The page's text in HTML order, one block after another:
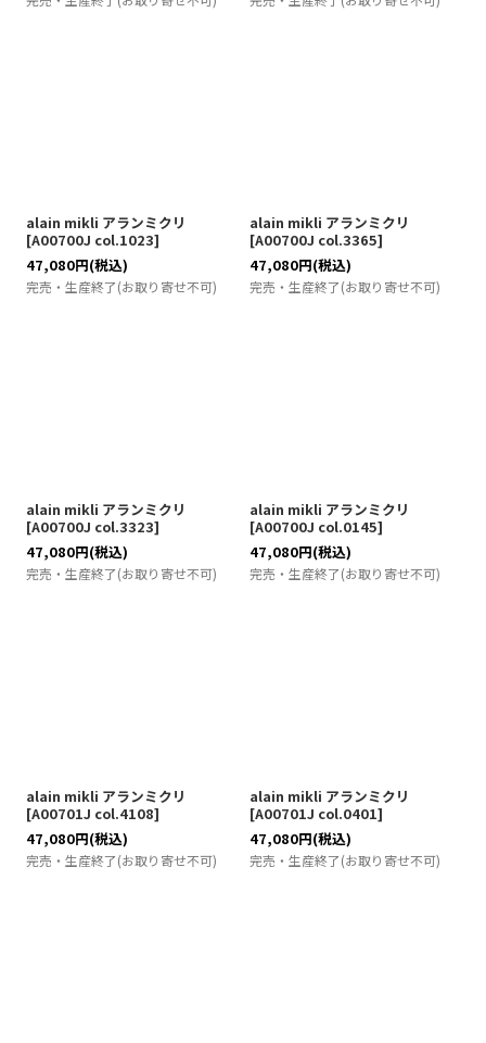
alain mikli アランミクリ
[A00700J col.1023]
47,080円(税込)
完売・生産終了(お取り寄せ不可)
alain mikli アランミクリ
[A00700J col.3365]
47,080円(税込)
完売・生産終了(お取り寄せ不可)
alain mikli アランミクリ
[A00700J col.3323]
47,080円(税込)
完売・生産終了(お取り寄せ不可)
alain mikli アランミクリ
[A00700J col.0145]
47,080円(税込)
完売・生産終了(お取り寄せ不可)
alain mikli アランミクリ
[A00701J col.4108]
47,080円(税込)
完売・生産終了(お取り寄せ不可)
alain mikli アランミクリ
[A00701J col.0401]
47,080円(税込)
完売・生産終了(お取り寄せ不可)